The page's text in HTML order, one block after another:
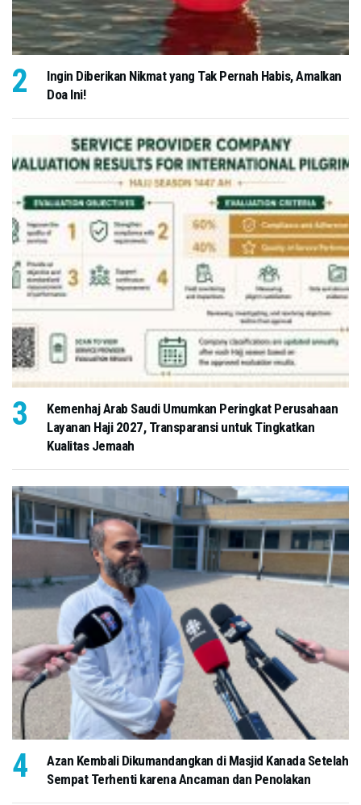
Ingin Diberikan Nikmat yang Tak Pernah Habis, Amalkan
Doa Ini!
Kemenhaj Arab Saudi Umumkan Peringkat Perusahaan
Layanan Haji 2027, Transparansi untuk Tingkatkan
Kualitas Jemaah
Azan Kembali Dikumandangkan di Masjid Kanada Setelah
Sempat Terhenti karena Ancaman dan Penolakan